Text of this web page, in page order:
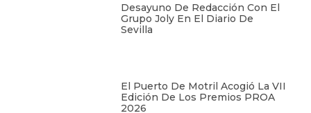
Desayuno De Redacción Con El
Grupo Joly En El Diario De
Sevilla
El Puerto De Motril Acogió La VII
Edición De Los Premios PROA
2026